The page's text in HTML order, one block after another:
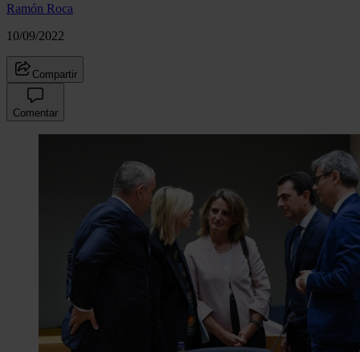
Ramón Roca
10/09/2022
Compartir
Comentar